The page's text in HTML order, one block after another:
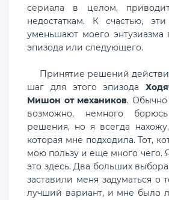
сериала в целом,
недостаткам. К счастью,
уменьшают моего энтузиазма
эпизода или следующего.
Принятие решений
шаг для этого эпизода
Мишон от механиков. Обычно
возможно, немного
решения, но я всегда
которая мне подходила. Тот,
мою пользу и еще много чего.
это здесь. Два больших
заставили меня задуматься о
лучший вариант, и мне было